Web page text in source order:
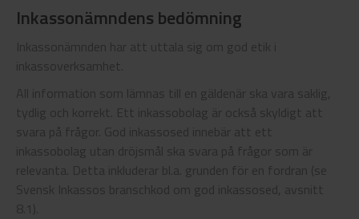
Inkassonämndens bedömning
Inkassonämnden har att uttala sig om god etik i
inkassoverksamhet.
All information som lämnas till en gäldenär ska vara saklig,
tydlig och korrekt. Ett inkassobolag är också skyldigt att
svara på frågor. God inkassosed innebär att ett
inkassobolag utan dröjsmål ska svara på frågor som är
relevanta. Detta inkluderar bl.a. grunden för en fordran (se
Svensk Inkassos branschkod om god inkassosed, avsnitt
8.1).